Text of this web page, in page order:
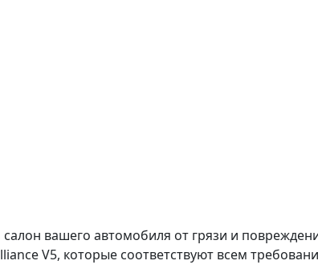
вашего автомобиля от грязи и
V5, которые соответствуют всем